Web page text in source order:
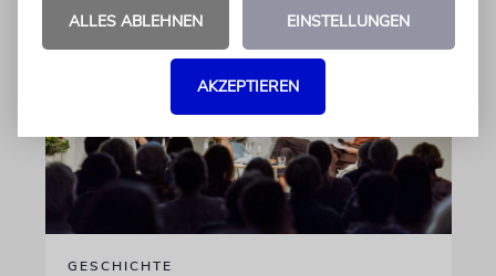
GESCHICHTE
ALLES ABLEHNEN EINSTELLUNGEN
AKZEPTIEREN